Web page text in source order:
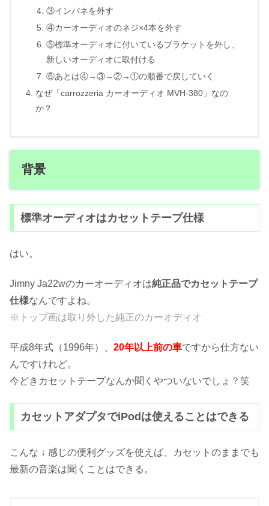
③インパネを外す
④カーオーディオのネジ×4本を外す
⑤標準オーディオに付いているブラケットを外し、
新しいオーディオに取付ける
⑥あとは④→③→②→①の順番で戻していく
なぜ「carrozzeria カーオーディオ MVH-380」なの
か？
背景
標準オーディオはカセットテープ仕様
はい。
Jimny Ja22wのカーオーディオは純正品でカセットテープ
仕様なんですよね。
※トップ画は取り外した純正のカーオディオ
平成8年式（1996年）、 20年以上前の車ですから仕方ない
んですけれど。
今どきカセットテープなんか聞くやついないでしょ？笑
カセットアダプタでiPodは使えることはできる
こんな ↓ 感じの便利グッズを使えば、カセットのままでも
最新の音楽は聞くことはできる。